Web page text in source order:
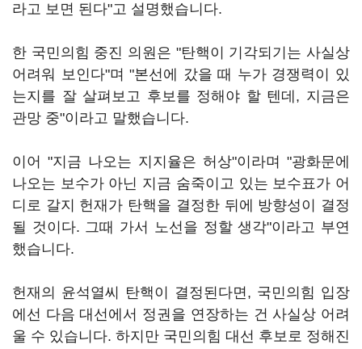
라고 보면 된다"고 설명했습니다.
한 국민의힘 중진 의원은 "탄핵이 기각되기는 사실상
어려워 보인다"며 "본선에 갔을 때 누가 경쟁력이 있
는지를 잘 살펴보고 후보를 정해야 할 텐데, 지금은
관망 중"이라고 말했습니다.
이어 "지금 나오는 지지율은 허상"이라며 "광화문에
나오는 보수가 아닌 지금 숨죽이고 있는 보수표가 어
디로 갈지 헌재가 탄핵을 결정한 뒤에 방향성이 결정
될 것이다. 그때 가서 노선을 정할 생각"이라고 부연
했습니다.
헌재의 윤석열씨 탄핵이 결정된다면, 국민의힘 입장
에선 다음 대선에서 정권을 연장하는 건 사실상 어려
울 수 있습니다. 하지만 국민의힘 대선 후보로 정해진